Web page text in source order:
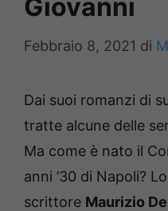
Giovanni
Febbraio 8, 2021 di
Dai suoi romanzi di
tratte alcune delle
Ma come è nato il
anni ’30 di Napoli?
scrittore Maurizio